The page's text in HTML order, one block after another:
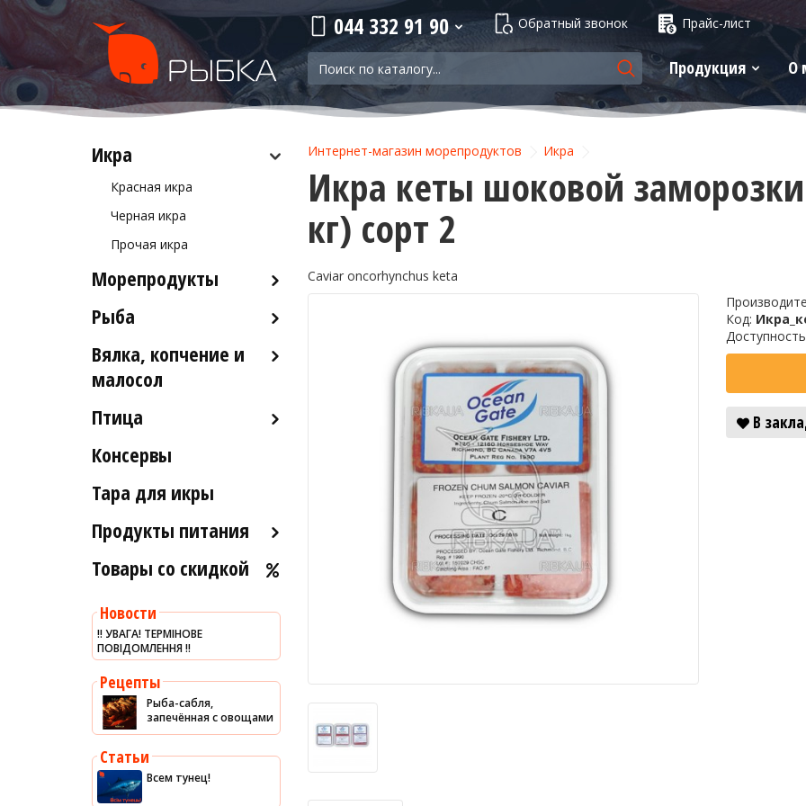
044 332 91 90 Обратный звонок Прайс-лист
Продукция О
Икра
Красная икра
Черная икра
Прочая икра
Морепродукты
Кальмары
Крабы
Лобстеры / Омары
Мидии
Мясо гребешка
Рапаны
Устрицы
Другое
Рыба
Рыба деликатесных сортов
Рыба столовых сортов
Вялка, копчение и
малосол
Икра вяленая
Рыба слабосоленая
Рыба холодного и
Птица
Индейка
Консервы
Тара для икры
Продукты питания
Оливковое масло
Уксус
Сыры
Соусы
Сладости
Рис
Оливки
Мясные изделия
Товары со скидкой
Новости
‼️ УВАГА! ТЕРМІНОВЕ
ПОВІДОМЛЕННЯ ‼️
Рецепты
Рыба-сабля,
запечённая с овощами
Статьи
Всем тунец!
Интернет-магазин морепродуктов Икра
Икра кеты шоковой заморозки
кг) сорт 2
Caviar oncorhynchus keta
Код:
В